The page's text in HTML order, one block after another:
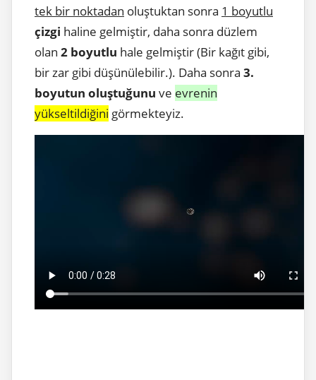
tek bir noktadan oluştuktan sonra 1 boyutlu
çizgi haline gelmiştir, daha sonra düzlem
olan 2 boyutlu hale gelmiştir (Bir kağıt gibi,
bir zar gibi düşünülebilir.). Daha sonra 3.
boyutun oluştuğunu ve evrenin
yükseltildiğini görmekteyiz.